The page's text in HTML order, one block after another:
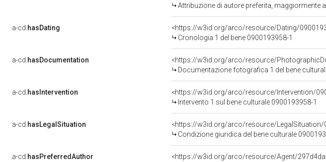
Attribuzione di autore preferita, maggiormente
a-cd:hasDating
<https://w3id.org/arco/resource/Dating/
Cronologia 1 del bene 0900193958-1
a-cd:hasDocumentation
<https://w3id.org/arco/resource/
Documentazione fotografica 1 del bene
a-cd:hasIntervention
<https://w3id.org/arco/resource/Intervention/
Intervento 1 sul bene culturale 0900193958-1
a-cd:hasLegalSituation
<https://w3id.org/arco/resource/LegalSituation/
Condizione giuridica del bene culturale
a-cd:hasPreferredAuthor
<https://w3id.org/arco/resource/Agent/